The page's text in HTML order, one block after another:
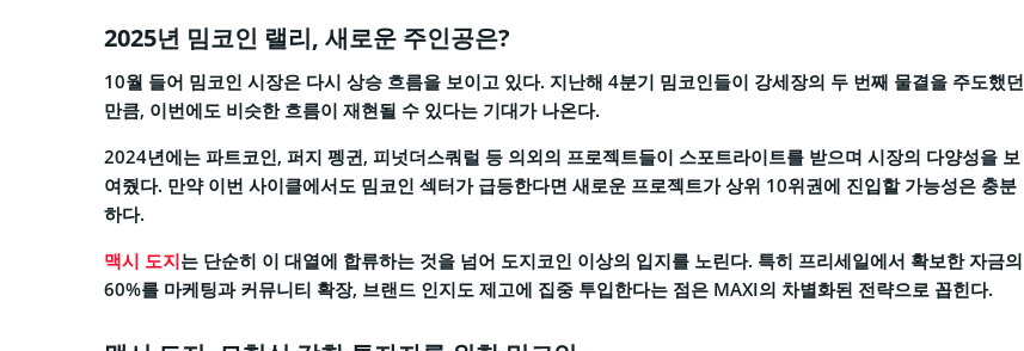
2025년 밈코인 랠리, 새로운 주인공은?
10월 들어 밈코인 시장은 다시 상승 흐름을 보이고 있다. 지난해 4분기 밈코인들이 강세장의 두 번째 물결을 주도했던
만큼, 이번에도 비슷한 흐름이 재현될 수 있다는 기대가 나온다.
2024년에는 파트코인, 퍼지 펭귄, 피넛더스쿼럴 등 의외의 프로젝트들이 스포트라이트를 받으며 시장의 다양성을 보
여줬다. 만약 이번 사이클에서도 밈코인 섹터가 급등한다면 새로운 프로젝트가 상위 10위권에 진입할 가능성은 충분
하다.
맥시 도지는 단순히 이 대열에 합류하는 것을 넘어 도지코인 이상의 입지를 노린다. 특히 프리세일에서 확보한 자금의
60%를 마케팅과 커뮤니티 확장, 브랜드 인지도 제고에 집중 투입한다는 점은 MAXI의 차별화된 전략으로 꼽힌다.